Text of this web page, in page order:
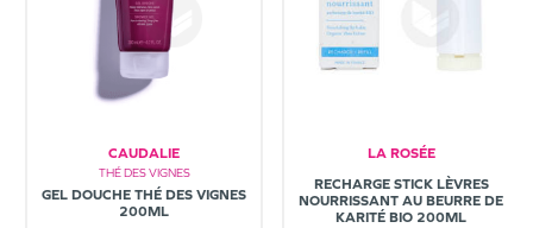
CAUDALIE
THÉ DES VIGNES
GEL DOUCHE THÉ DES VIGNES
200ML
LA ROSÉE
RECHARGE STICK LÈVRES
NOURRISSANT AU BEURRE DE
KARITÉ BIO 200ML